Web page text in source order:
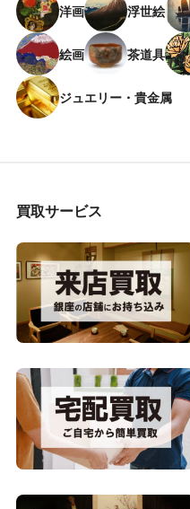
洋画 浮世絵
絵画 茶道具
ジュエリー・貴金属
買取サービス